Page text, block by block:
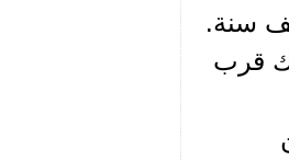
يُعتقد أنه عاش إلى جانب جنسنا البشري قبل 100 ألف سنة.
قرب